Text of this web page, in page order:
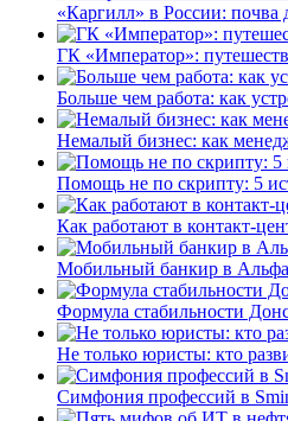
«Каргилл» в России: почва
ГК «Император»:
Больше чем работа: как
Немалый бизнес: как
Помощь не по скрипту: 5
Как работают в контакт-
Мобильный банкир в
Формула стабильности
Не только юристы: кто
Симфония профессий в